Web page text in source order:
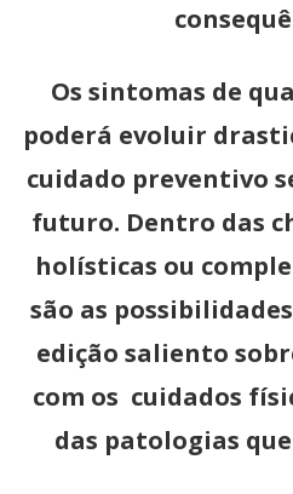
Os sintomas de
poderá evoluir
cuidado preventivo
futuro. Dentro das
holísticas ou
são as
edição saliento
com os cuidados
das patologias